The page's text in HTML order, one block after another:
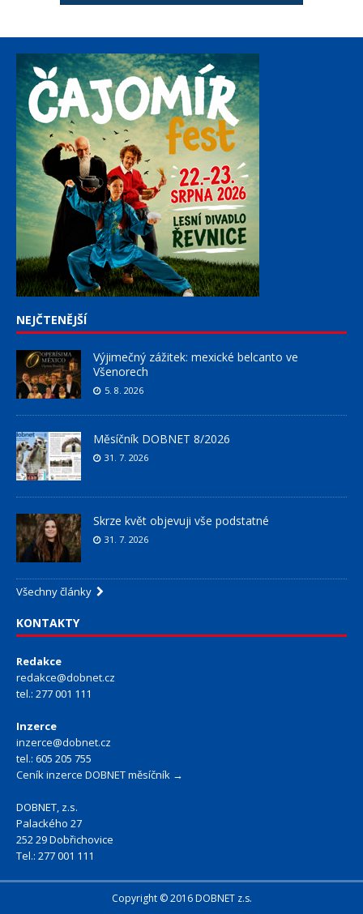
NEJČTENĚJŠÍ
Výjimečný zážitek: mexické belcanto ve
Všenorech
5. 8. 2026
Měsíčník DOBNET 8/2026
31. 7. 2026
Skrze květ objevuji vše podstatné
31. 7. 2026
Všechny články
KONTAKTY
Redakce
redakce@dobnet.cz
tel.: 277 001 111
Inzerce
inzerce@dobnet.cz
tel.: 605 205 755
Ceník inzerce DOBNET měsíčník →
DOBNET, z.s.
Palackého 27
252 29 Dobřichovice
Tel.: 277 001 111
Copyright © 2016 DOBNET z.s.